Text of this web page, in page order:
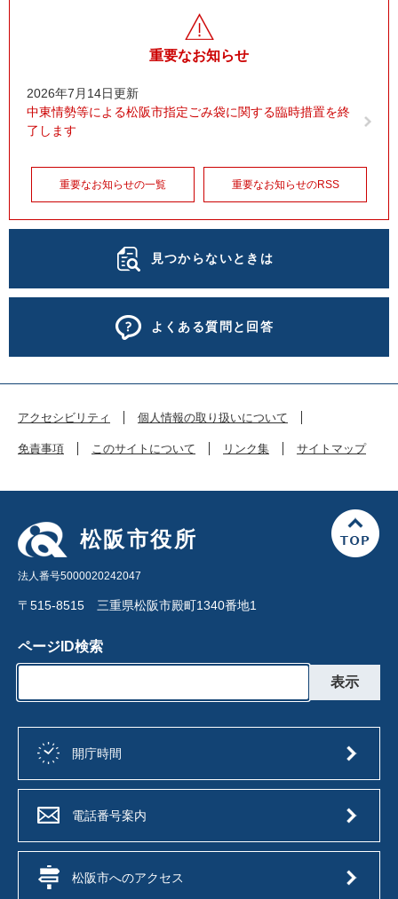
重要なお知らせ
2026年7月14日更新
中東情勢等による松阪市指定ごみ袋に関する臨時措置を終
了します
重要なお知らせの一覧 重要なお知らせのRSS
見つからないときは
よくある質問と回答
アクセシビリティ 個人情報の取り扱いについて
免責事項 このサイトについて リンク集 サイトマップ
松阪市役所
法人番号5000020242047
〒515-8515 三重県松阪市殿町1340番地1
ページID検索
開庁時間
電話番号案内
松阪市へのアクセス